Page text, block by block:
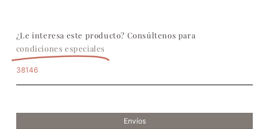
¿Le interesa este producto? Consúltenos para
condiciones especiales
38146
Envíos